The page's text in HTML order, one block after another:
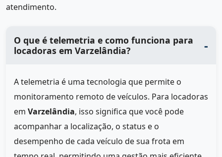
atendimento.
O que é telemetria e como funciona para
locadoras em Varzelândia?
A telemetria é uma tecnologia que permite o
monitoramento remoto de veículos. Para locadoras
em Varzelândia, isso significa que você pode
acompanhar a localização, o status e o
desempenho de cada veículo de sua frota em